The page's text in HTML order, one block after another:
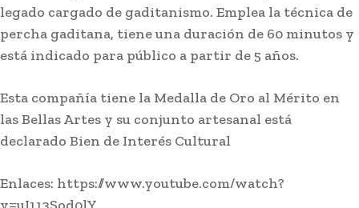
legado cargado de gaditanismo. Emplea la técnica de
percha gaditana, tiene una duración de 60 minutos y
está indicado para público a partir de 5 años.
Esta compañía tiene la Medalla de Oro al Mérito en
las Bellas Artes y su conjunto artesanal está
declarado Bien de Interés Cultural
Enlaces: https://www.youtube.com/watch?